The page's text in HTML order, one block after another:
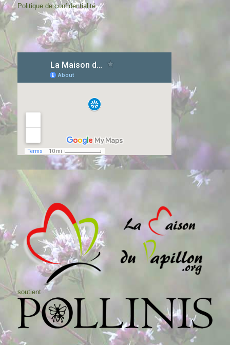
Politique de confidentialité
soutient